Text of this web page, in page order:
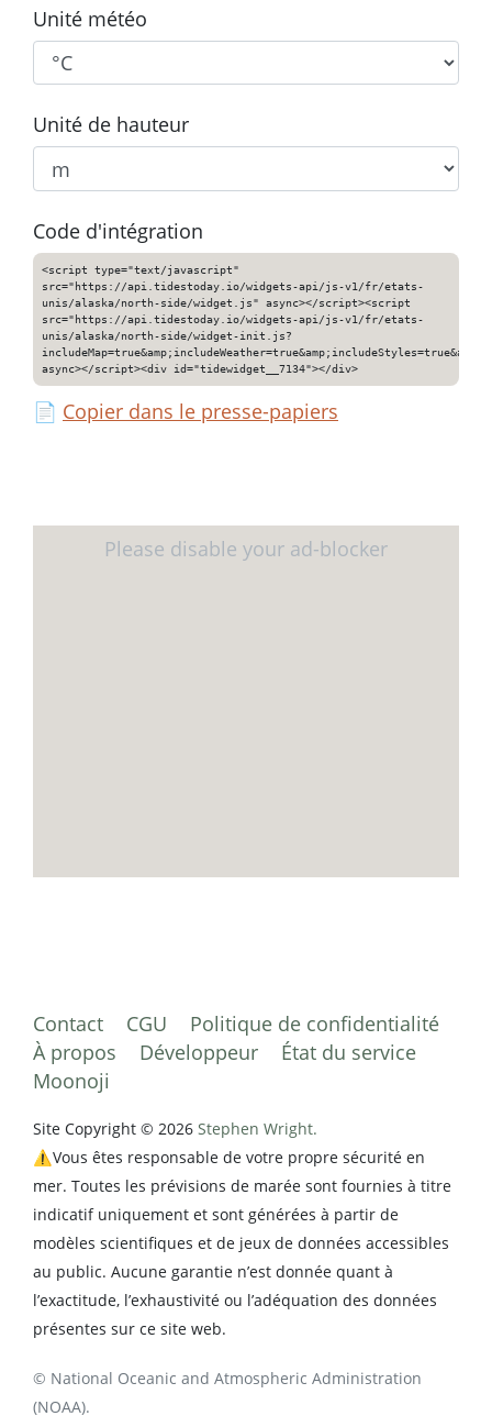
Unité météo
Unité de hauteur
Code d'intégration
<script type="text/javascript"
src="https://api.tidestoday.io/widgets-api/js-v1/fr/etats-
unis/alaska/north-side/widget.js" async></script><script
src="https://api.tidestoday.io/widgets-api/js-v1/fr/etats-
unis/alaska/north-side/widget-init.js?
async></script><div id="tidewidget__7134"></div>
📄 Copier dans le presse-papiers
Contact CGU
Politique de confidentialité
À propos
Développeur
État du service
Moonoji
Site Copyright © 2026 Stephen Wright.
⚠️Vous êtes responsable de votre propre sécurité en
mer. Toutes les prévisions de marée sont fournies à titre
indicatif uniquement et sont générées à partir de
modèles scientifiques et de jeux de données accessibles
au public. Aucune garantie n’est donnée quant à
l’exactitude, l’exhaustivité ou l’adéquation des données
présentes sur ce site web.
© National Oceanic and Atmospheric Administration
(NOAA).